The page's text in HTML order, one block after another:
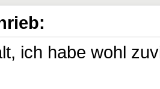
ich habe wohl